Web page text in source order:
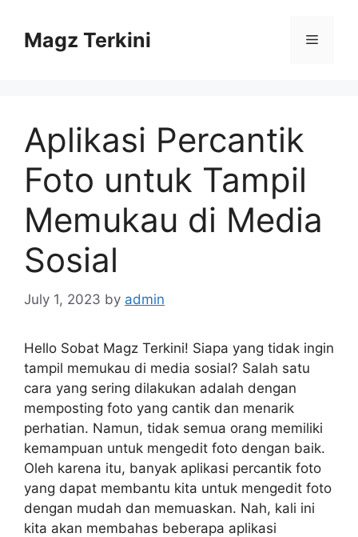
contentMagz Terkini Menu
Aplikasi Percantik
Foto untuk Tampil
Memukau di Media
Sosial
July 1, 2023 by admin
Hello Sobat Magz Terkini! Siapa yang tidak ingin
tampil memukau di media sosial? Salah satu
cara yang sering dilakukan adalah dengan
memposting foto yang cantik dan menarik
perhatian. Namun, tidak semua orang memiliki
kemampuan untuk mengedit foto dengan baik.
Oleh karena itu, banyak aplikasi percantik foto
yang dapat membantu kita untuk mengedit foto
dengan mudah dan memuaskan. Nah, kali ini
kita akan membahas beberapa aplikasi